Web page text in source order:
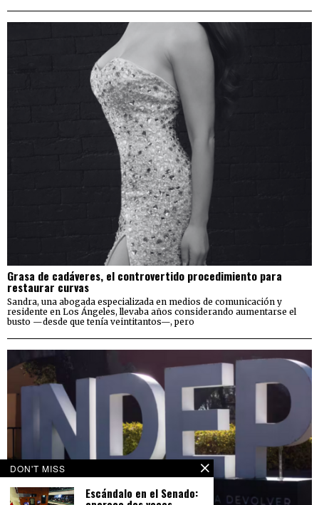
Grasa de cadáveres, el controvertido procedimiento para
restaurar curvas
Sandra, una abogada especializada en medios de comunicación y
residente en Los Ángeles, llevaba años considerando aumentarse el
busto —desde que tenía veintitantos—, pero
DON'T MISS
Escándalo en el Senado: